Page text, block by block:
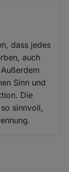
dass jedes
auch
Sinn und
Die
sinnvoll,